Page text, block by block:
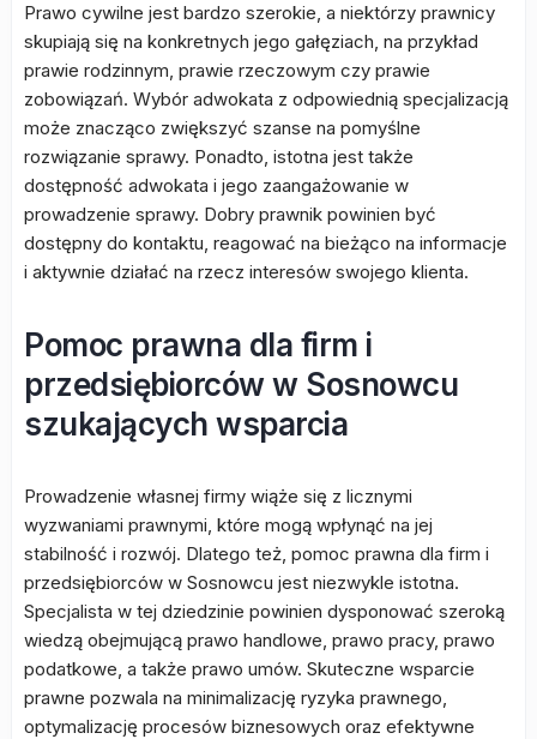
Prawo cywilne jest bardzo szerokie, a niektórzy prawnicy
skupiają się na konkretnych jego gałęziach, na przykład
prawie rodzinnym, prawie rzeczowym czy prawie
zobowiązań. Wybór adwokata z odpowiednią specjalizacją
może znacząco zwiększyć szanse na pomyślne
rozwiązanie sprawy. Ponadto, istotna jest także
dostępność adwokata i jego zaangażowanie w
prowadzenie sprawy. Dobry prawnik powinien być
dostępny do kontaktu, reagować na bieżąco na informacje
i aktywnie działać na rzecz interesów swojego klienta.
Pomoc prawna dla firm i
przedsiębiorców w Sosnowcu
szukających wsparcia
Prowadzenie własnej firmy wiąże się z licznymi
wyzwaniami prawnymi, które mogą wpłynąć na jej
stabilność i rozwój. Dlatego też, pomoc prawna dla firm i
przedsiębiorców w Sosnowcu jest niezwykle istotna.
Specjalista w tej dziedzinie powinien dysponować szeroką
wiedzą obejmującą prawo handlowe, prawo pracy, prawo
podatkowe, a także prawo umów. Skuteczne wsparcie
prawne pozwala na minimalizację ryzyka prawnego,
optymalizację procesów biznesowych oraz efektywne